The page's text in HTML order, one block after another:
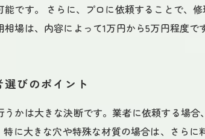
です。 さらに、プロに依頼することで、
場は、内容によって1万円から5万円程度
びのポイント
かは大きな決断です。業者に依頼する場
に大きな穴や特殊な材質の場合は、さら